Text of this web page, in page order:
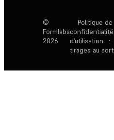
©
Formlabs
2026
Politique de
confidentialité
d’utilisation
·
tirages au sort